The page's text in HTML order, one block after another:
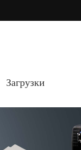
Загрузки